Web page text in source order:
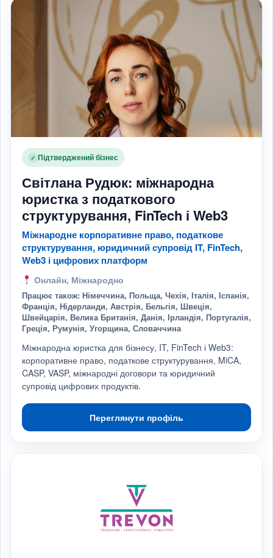
✓ Підтверджений бізнес
Світлана Рудюк: міжнародна
юристка з податкового
структурування, FinTech і Web3
Міжнародне корпоративне право, податкове
структурування, юридичний супровід IT, FinTech,
Web3 і цифрових платформ
Онлайн, Міжнародно
Працює також: Німеччина, Польща, Чехія, Італія, Іспанія,
Франція, Нідерланди, Австрія, Бельгія, Швеція,
Швейцарія, Велика Британія, Данія, Ірландія, Португалія,
Греція, Румунія, Угорщина, Словаччина
Міжнародна юристка для бізнесу, IT, FinTech і Web3:
корпоративне право, податкове структурування, MiCA,
CASP, VASP, міжнародні договори та юридичний
супровід цифрових продуктів.
Переглянути профіль